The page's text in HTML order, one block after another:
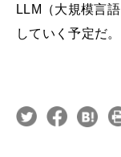
LLM（大規模言
していく予定だ。